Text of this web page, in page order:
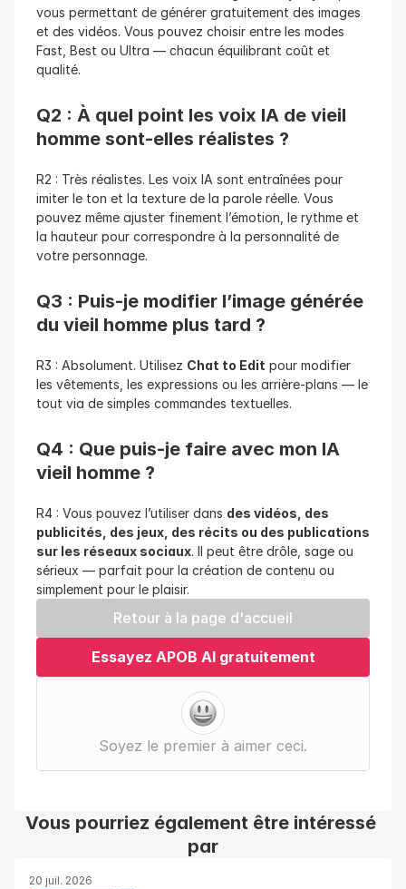
vous permettant de générer gratuitement des images
et des vidéos. Vous pouvez choisir entre les modes
Fast, Best ou Ultra — chacun équilibrant coût et
qualité.
Q2 : À quel point les voix IA de vieil
homme sont-elles réalistes ?
R2 : Très réalistes. Les voix IA sont entraînées pour
imiter le ton et la texture de la parole réelle. Vous
pouvez même ajuster finement l’émotion, le rythme et
la hauteur pour correspondre à la personnalité de
votre personnage.
Q3 : Puis-je modifier l’image générée
du vieil homme plus tard ?
R3 : Absolument. Utilisez Chat to Edit pour modifier
les vêtements, les expressions ou les arrière-plans — le
tout via de simples commandes textuelles.
Q4 : Que puis-je faire avec mon IA
vieil homme ?
R4 : Vous pouvez l’utiliser dans des vidéos, des
publicités, des jeux, des récits ou des publications
sur les réseaux sociaux. Il peut être drôle, sage ou
sérieux — parfait pour la création de contenu ou
simplement pour le plaisir.
Retour à la page d'accueil
Essayez APOB AI gratuitement
Soyez le premier à aimer ceci.
Vous pourriez également être intéressé
par
20 juil. 2026